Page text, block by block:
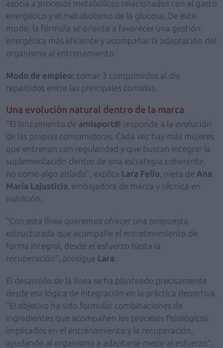
asocia a procesos metabólicos relacionados con el gasto
energético y el metabolismo de la glucosa. De este
modo, la fórmula se orienta a favorecer una gestión
energética más eficiente y acompañar la adaptación del
organismo al entrenamiento.
Modo de empleo: tomar 3 comprimidos al día
repartidos entre las principales comidas.
Una evolución natural dentro de la marca
“El lanzamiento de amlsport® responde a la evolución
de las propias consumidoras. Cada vez hay más mujeres
que entrenan con regularidad y que buscan integrar la
suplementación dentro de una estrategia coherente,
no como algo aislado”, explica Lara Feliu , nieta de Ana
María Lajusticia , embajadora de marca y técnica en
nutrición.
“Con esta línea queremos ofrecer una propuesta
estructurada que acompañe el entretenimiento de
forma integral, desde el esfuerzo hasta la
recuperación”, prosigue Lara
El desarrollo de la línea se ha planteado precisamente
desde esa lógica de integración en la práctica deportiva.
“El objetivo ha sido formular combinaciones de
ingredientes que acompañen los procesos fisiológicos
implicados en el entrenamiento y la recuperación,
ayudando al organismo a adaptarse mejor al esfuerzo”,